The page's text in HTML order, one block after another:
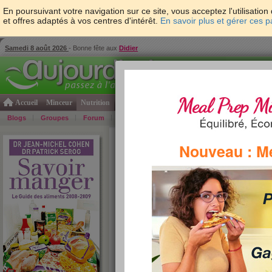
En poursuivant votre navigation sur ce site, vous acceptez
et offres adaptés à vos centres d'intérêt. En savoir plus et gérer ces
Samedi 8 août 2026 - Bonne fête aux Didier
Accueil Minceur Nutrition Psycho & tests Forme & santé
Blogs Groupes Forum Bons Plans
»
tous les corps gras par ordre alphabétique :
G H I J K L M O P
Nouveau :